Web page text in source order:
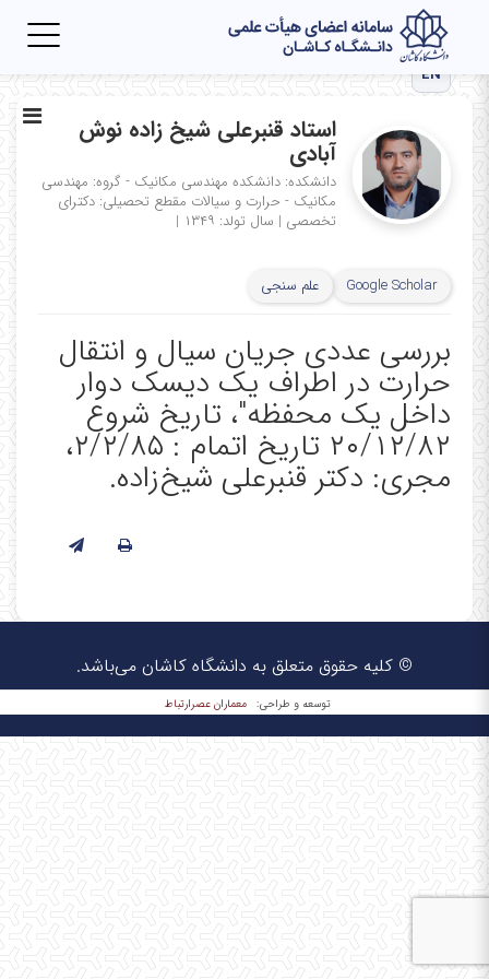
EN
استاد قنبرعلی شیخ زاده نوش
آبادی
دانشکده: دانشکده مهندسی مکانیک - گروه: مهندسی
مکانیک - حرارت و سیالات مقطع تحصیلی: دکترای
تخصصی | سال تولد: ۱۳۴۹ |
Google Scholar علم سنجی
بررسی عددی جریان سیال و انتقال
حرارت در اطراف یک دیسک دوار
داخل یک محفظه"، تاریخ شروع
۲۰/۱۲/۸۲ تاریخ اتمام : ۲/۲/۸۵،
مجری: دکتر قنبرعلی شیخ‌زاده.
© کلیه حقوق متعلق به دانشگاه کاشان می‌باشد.
توسعه و طراحی: معماران عصر‌ارتباط